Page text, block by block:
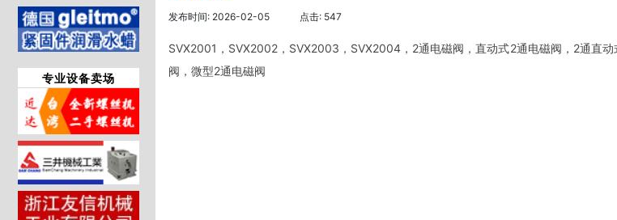
专业设备卖场
发布时间: 2026-02-05 点击: 547
SVX2001，SVX2002，SVX2003，SVX2004，2通电磁阀，直动式2通电磁阀，2通直动
阀，微型2通电磁阀